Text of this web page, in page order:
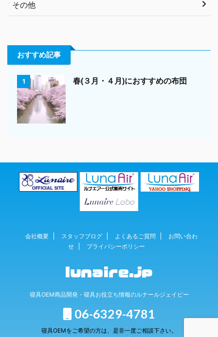
その他
おすすめ記事
1 春(３月・４月)におすすめの布団
会社概要 スタッフブログ よくあるご質問
お問い合わ
せ
プライバシーポリシー
寝具OEM商品開発・寝具お役立ち情報のルナールジェイピー
06-6329-4781
寝具OEMをご希望の方は、是非一度ご相談下さい。